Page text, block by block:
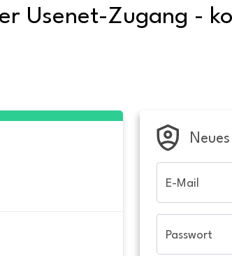
Usenet-Zugang -
E-Mail
Passwort